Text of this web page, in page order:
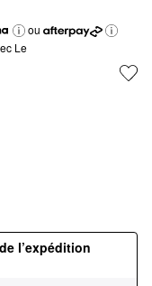
ou
Le
l’expédition